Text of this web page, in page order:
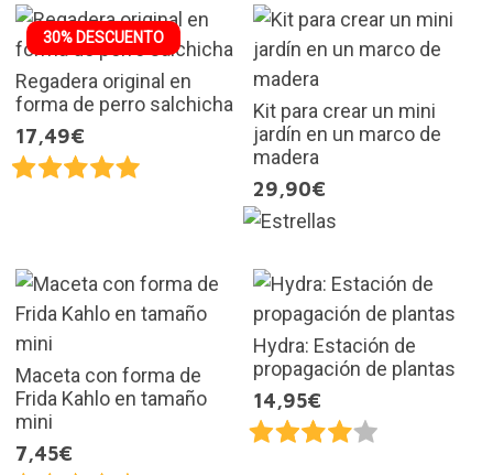
30% DESCUENTO
Regadera original en
forma de perro salchicha
17,49€
Kit para crear un mini
jardín en un marco de
madera
29,90€
Maceta con forma de
Frida Kahlo en tamaño
mini
7,45€
Hydra: Estación de
propagación de plantas
14,95€